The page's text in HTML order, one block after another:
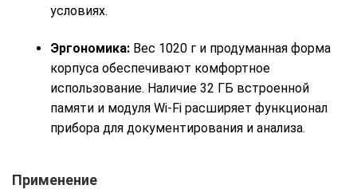
условиях.
Эргономика: Вес 1020 г и продуманная форма
корпуса обеспечивают комфортное
использование. Наличие 32 ГБ встроенной
памяти и модуля Wi-Fi расширяет функционал
прибора для документирования и анализа.
Применение